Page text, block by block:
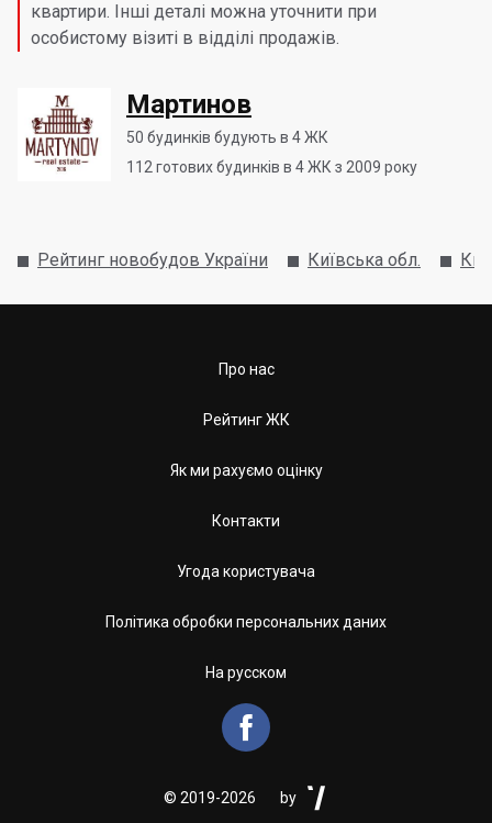
квартири. Інші деталі можна уточнити при
особистому візиті в відділі продажів.
Мартинов
50 будинків будують в 4 ЖК
112 готових будинків в 4 ЖК з 2009 року
Рейтинг новобудов України Київська обл.
Про нас
Рейтинг ЖК
Як ми рахуємо оцінку
Контакти
Угода користувача
Політика обробки персональних даних
На русском

© 2019-2026 by 